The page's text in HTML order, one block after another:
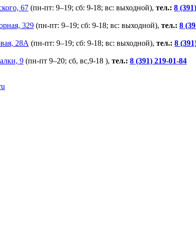
67 (пн-пт: 9–19; сб: 9-18; вс: выходной), тел.: 8
329 (пн-пт: 9–19; сб: 9-18; вс: выходной), тел.: 8
28А (пн-пт: 9–19; сб: 9-18; вс: выходной), тел.: 8
9 (пн-пт 9–20; сб, вс,9-18 ), тел.: 8 (391) 219-01-84